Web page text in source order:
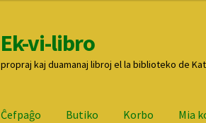
Pretersalti
al
navigado
Iri
rekte
al
enhavo
Ek-vi-libro
propraj kaj duamanaj libroj el la biblioteko de
Ĉefpaĝo Butiko Korbo Mia